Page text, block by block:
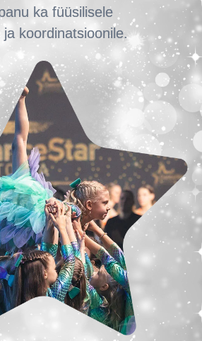
ka füüsilisele
koordinatsioonile.